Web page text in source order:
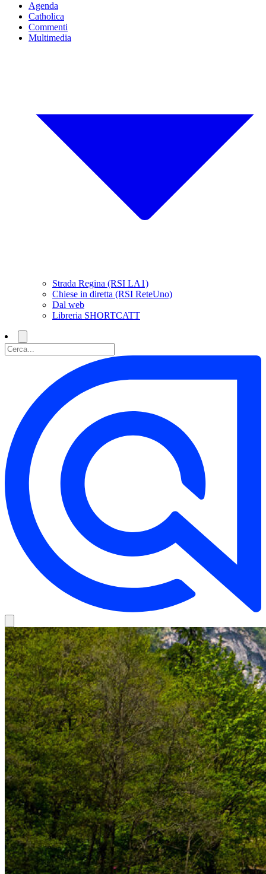
Agenda
Catholica
Commenti
Multimedia
Strada Regina (RSI LA1)
Chiese in diretta (RSI ReteUno)
Dal web
Libreria SHORTCATT